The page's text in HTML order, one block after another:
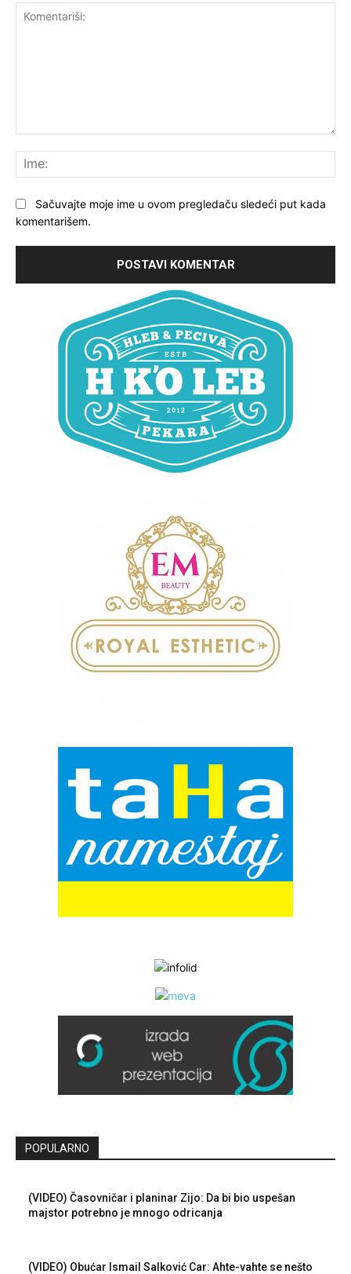
Sačuvajte moje ime u ovom pregledaču sledeći put kada
komentarišem.
POPULARNO
(VIDEO) Časovničar i planinar Zijo: Da bi bio uspešan
majstor potrebno je mnogo odricanja
(VIDEO) Obućar Ismail Salković Car: Ahte-vahte se nešto